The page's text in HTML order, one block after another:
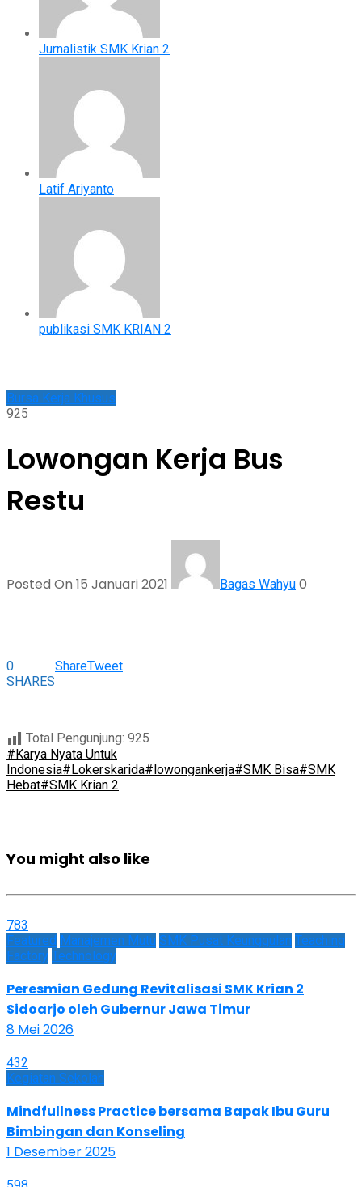
Jurnalistik SMK Krian 2
Latif Ariyanto
publikasi SMK KRIAN 2
Bursa Kerja Khusus
925
Lowongan Kerja Bus
Restu
Posted On 15 Januari 2021 Bagas Wahyu 0
0
SHARES
ShareTweet
Total Pengunjung: 925
#Karya Nyata Untuk
Indonesia#Lokerskarida#lowongankerja#SMK Bisa#SMK
Hebat#SMK Krian 2
You might also like
783
Featured Manajemen Mutu SMK Pusat Keunggulan Teaching
Factory Technology
Peresmian Gedung Revitalisasi SMK Krian 2
Sidoarjo oleh Gubernur Jawa Timur
8 Mei 2026
432
Kegiatan Sekolah
Mindfullness Practice bersama Bapak Ibu Guru
Bimbingan dan Konseling
1 Desember 2025